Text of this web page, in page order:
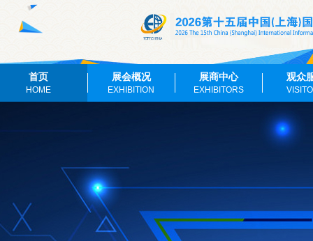
首页
HOME
展会概况
EXHIBITION
展商中心
EXHIBITORS
观众